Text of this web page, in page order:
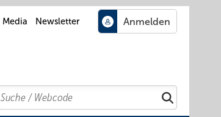
Media Newsletter
Search
Suchen